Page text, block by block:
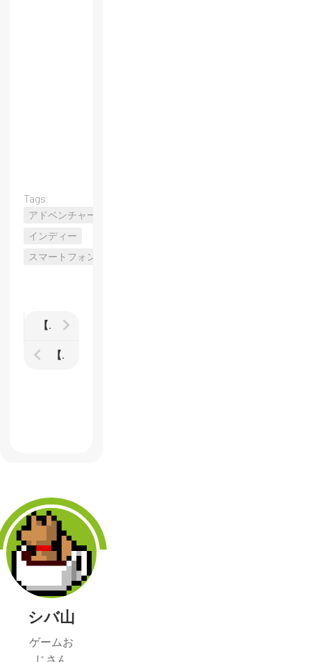
Tags:
アドベンチャー
インディー
スマートフォン
【ダブルドラゴン4】レビュー 『2』からの直系を感じる続編 現代風チューニングを施されたファミコンテイストな膝蹴りでｽﾞﾊﾞｯｼｬｧｧｧ！！
【ドラゴンクエストビルダーズ】にお使いを「やらされてる感」を払拭する冴えたやり方をみた
シバ山
ゲームお